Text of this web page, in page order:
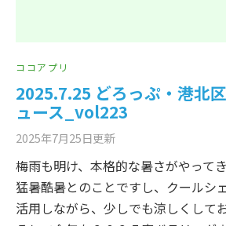
ココアプリ
2025.7.25 どろっぷ・港北
ュース_vol223
2025年7月25日更新
梅雨も明け、本格的な暑さがやって
猛暑酷暑とのことですし、クールシ
活用しながら、少しでも涼しくして